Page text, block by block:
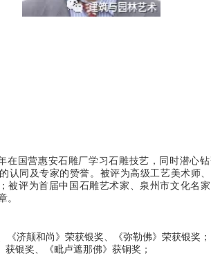
国营惠安石雕厂学习石雕技艺，同时潜心
同及专家的赞誉。被评为高级工艺美术师
评为首届中国石雕艺术家、泉州市文化
。
济颠和尚》荣获银奖、《弥勒佛》荣获银奖；
银奖、《毗卢遮那佛》获铜奖；